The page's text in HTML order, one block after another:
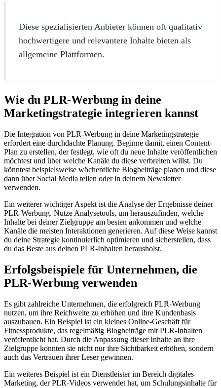
Diese spezialisierten Anbieter können oft qualitativ
hochwertigere und relevantere Inhalte bieten als
allgemeine Plattformen.
Wie du PLR-Werbung in deine
Marketingstrategie integrieren kannst
Die Integration von PLR-Werbung in deine Marketingstrategie
erfordert eine durchdachte Planung. Beginne damit, einen Content-
Plan zu erstellen, der festlegt, wie oft du neue Inhalte veröffentlichen
möchtest und über welche Kanäle du diese verbreiten willst. Du
könntest beispielsweise wöchentliche Blogbeiträge planen und diese
dann über Social Media teilen oder in deinem Newsletter
verwenden.
Ein weiterer wichtiger Aspekt ist die Analyse der Ergebnisse deiner
PLR-Werbung. Nutze Analysetools, um herauszufinden, welche
Inhalte bei deiner Zielgruppe am besten ankommen und welche
Kanäle die meisten Interaktionen generieren. Auf diese Weise kannst
du deine Strategie kontinuierlich optimieren und sicherstellen, dass
du das Beste aus deinen PLR-Inhalten herausholst.
Erfolgsbeispiele für Unternehmen, die
PLR-Werbung verwenden
Es gibt zahlreiche Unternehmen, die erfolgreich PLR-Werbung
nutzen, um ihre Reichweite zu erhöhen und ihre Kundenbasis
auszubauen. Ein Beispiel ist ein kleines Online-Geschäft für
Fitnessprodukte, das regelmäßig Blogbeiträge mit PLR-Inhalten
veröffentlicht hat. Durch die Anpassung dieser Inhalte an ihre
Zielgruppe konnten sie nicht nur ihre Sichtbarkeit erhöhen, sondern
auch das Vertrauen ihrer Leser gewinnen.
Ein weiteres Beispiel ist ein Dienstleister im Bereich digitales
Marketing, der PLR-Videos verwendet hat, um Schulungsinhalte für